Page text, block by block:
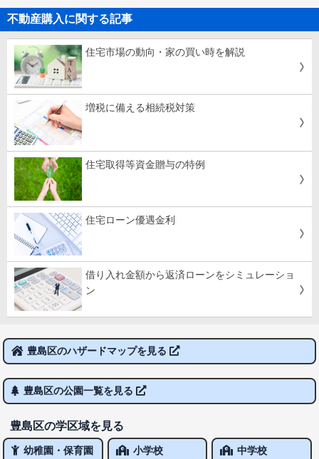
不動産購入に関する記事
住宅市場の動向・家の買い時を解説
増税に備える相続税対策
住宅取得等資金贈与の特例
住宅ローン優遇金利
借り入れ金額から返済ローンをシミュレーショ
ン
豊島区のハザードマップを見る
豊島区の公園一覧を見る
豊島区の学区域を見る
幼稚園・保育園 小学校 中学校